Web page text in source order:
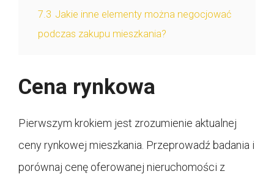
7.3 Jakie inne elementy można negocjować
podczas zakupu mieszkania?
Cena rynkowa
Pierwszym krokiem jest zrozumienie aktualnej
ceny rynkowej mieszkania. Przeprowadź badania i
porównaj cenę oferowanej nieruchomości z